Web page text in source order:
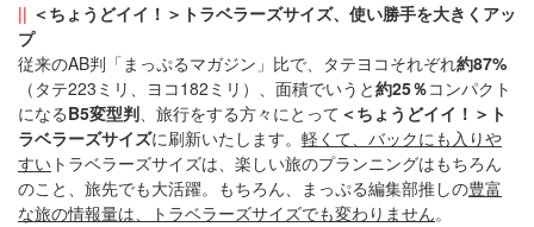
|| ＜ちょうどイイ！＞トラベラーズサイズ、使い勝手を大きくアッ
プ
従来のAB判「まっぷるマガジン」比で、タテヨコそれぞれ約87%
（タテ223ミリ、ヨコ182ミリ）、面積でいうと約25％コンパクト
になるB5変型判、旅行をする方々にとって ＜ちょうどイイ！＞ト
ラベラーズサイズに刷新いたします。 軽くて、バックにも入りや
すい トラベラーズサイズは、楽しい旅のプランニングはもちろん
のこと、旅先でも大活躍。もちろん、まっぷる編集部推しの豊富
な旅の情報量は、トラベラーズサイズでも変わりません。